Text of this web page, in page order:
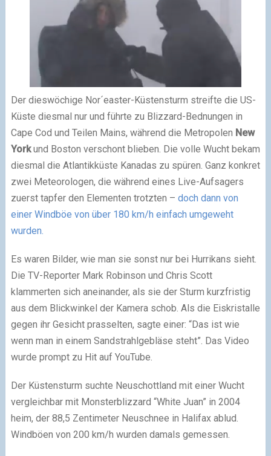
Der dieswöchige Nor´easter-Küstensturm streifte die US-
Küste diesmal nur und führte zu Blizzard-Bednungen in
Cape Cod und Teilen Mains, während die Metropolen New
Yorkund Boston verschont blieben. Die volle Wucht bekam
diesmal die Atlantikküste Kanadas zu spüren. Ganz konkret
zwei Meteorologen, die während eines Live-Aufsagers
zuerst tapfer den Elementen trotzten – doch dann von
einer Windböe von über 180 km/h einfach umgeweht
wurden.
Es waren Bilder, wie man sie sonst nur bei Hurrikans sieht.
Die TV-Reporter Mark Robinson und Chris Scott
klammerten sich aneinander, als sie der Sturm kurzfristig
aus dem Blickwinkel der Kamera schob. Als die Eiskristalle
gegen ihr Gesicht prasselten, sagte einer: “Das ist wie
wenn man in einem Sandstrahlgebläse steht”. Das Video
wurde prompt zu Hit auf YouTube.
Der Küstensturm suchte Neuschottland mit einer Wucht
vergleichbar mit Monsterblizzard “White Juan” in 2004
heim, der 88,5 Zentimeter Neuschnee in Halifax ablud.
Windböen von 200 km/h wurden damals gemessen.